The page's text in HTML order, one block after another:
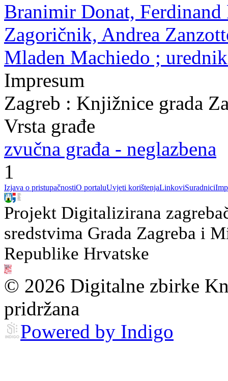
Branimir Donat,
Zagoričnik, Andrea
Mladen Machiedo ;
Impresum
Zagreb : Knjižnice grada
Vrsta građe
zvučna građa - neglazbena
1
Izjava o pristupačnostiO portaluUvjeti korištenjaLinkoviSuradnici
Projekt Digitalizirana
sredstvima Grada Zagreba i
Republike Hrvatske
© 2026 Digitalne zbirke
pridržana
Powered by Indigo